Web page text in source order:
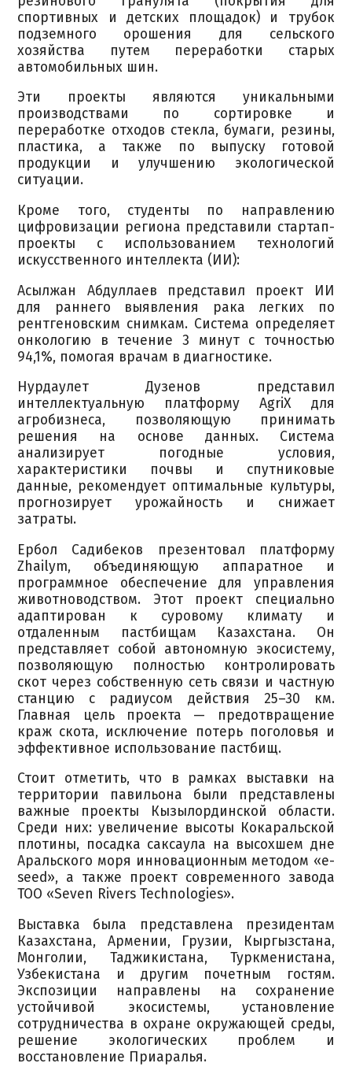
спортивных и детских площадок) и трубок
подземного орошения для сельского
хозяйства путем переработки старых
автомобильных шин.
Эти проекты являются уникальными
производствами по сортировке и
переработке отходов стекла, бумаги, резины,
пластика, а также по выпуску готовой
продукции и улучшению экологической
ситуации.
Кроме того, студенты по направлению
цифровизации региона представили стартап-
проекты с использованием технологий
искусственного интеллекта (ИИ):
Асылжан Абдуллаев представил проект ИИ
для раннего выявления рака легких по
рентгеновским снимкам. Система определяет
онкологию в течение 3 минут с точностью
94,1%, помогая врачам в диагностике.
Нурдаулет Дузенов представил
интеллектуальную платформу AgriX для
агробизнеса, позволяющую принимать
решения на основе данных. Система
анализирует погодные условия,
характеристики почвы и спутниковые
данные, рекомендует оптимальные культуры,
прогнозирует урожайность и снижает
затраты.
Ербол Садибеков презентовал платформу
Zhailym, объединяющую аппаратное и
программное обеспечение для управления
животноводством. Этот проект специально
адаптирован к суровому климату и
отдаленным пастбищам Казахстана. Он
представляет собой автономную экосистему,
позволяющую полностью контролировать
скот через собственную сеть связи и частную
станцию с радиусом действия 25–30 км.
Главная цель проекта — предотвращение
краж скота, исключение потерь поголовья и
эффективное использование пастбищ.
Стоит отметить, что в рамках выставки на
территории павильона были представлены
важные проекты Кызылординской области.
Среди них: увеличение высоты Кокаральской
плотины, посадка саксаула на высохшем дне
Аральского моря инновационным методом «e-
seed», а также проект современного завода
ТОО «Seven Rivers Technologies».
Выставка была представлена президентам
Казахстана, Армении, Грузии, Кыргызстана,
Монголии, Таджикистана, Туркменистана,
Узбекистана и другим почетным гостям.
Экспозиции направлены на сохранение
устойчивой экосистемы, установление
сотрудничества в охране окружающей среды,
решение экологических проблем и
восстановление Приаралья.